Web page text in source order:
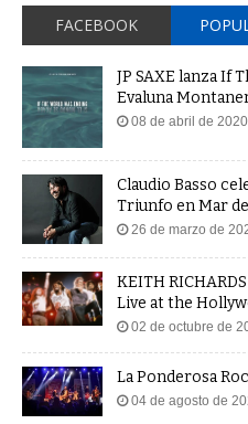
FACEBOOK
JP SAXE lanza If
Evaluna
08 de abril de 2020
Claudio Basso
Triunfo en Mar
26 de marzo de
KEITH
Live at the
02 de octubre de
La Ponderosa
04 de agosto de